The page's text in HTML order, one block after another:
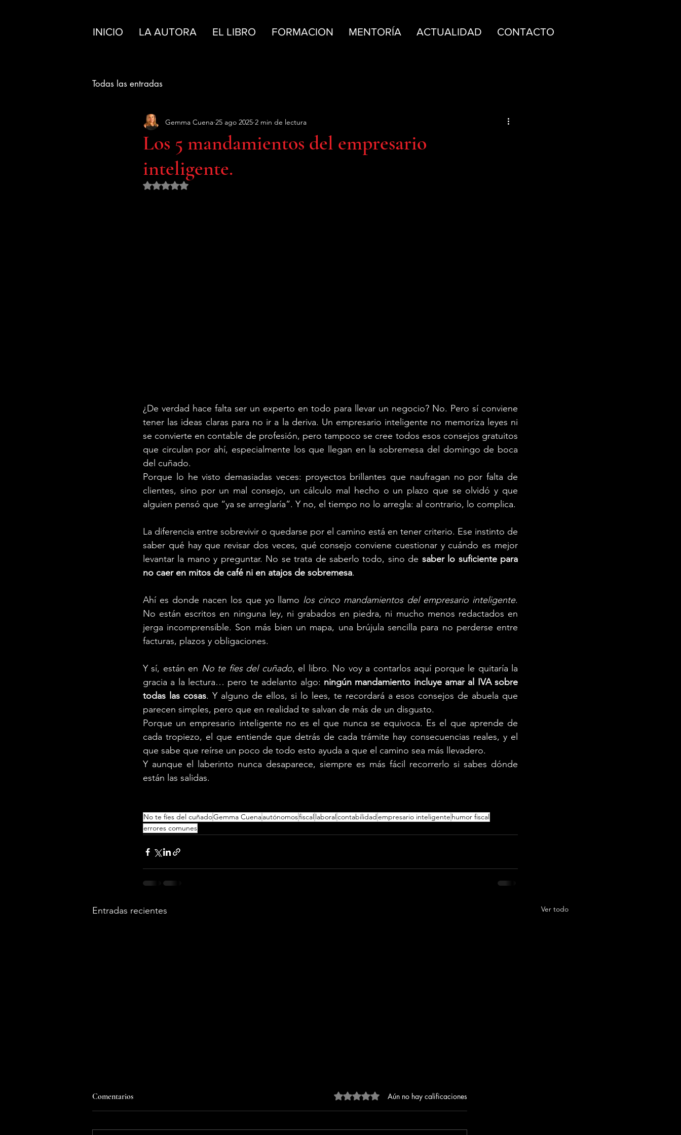
INICIO LA AUTORA EL LIBRO FORMACION MENTORÍA ACTUALIDAD CONTACTO
Todas las entradas
Los 5 mandamientos del empresario
inteligente.
Gemma Cuena 25 ago 2025 2 min de lectura
Obtuvo NaN de 5 estrellas.
¿De verdad hace falta ser un experto en todo para llevar un negocio? No. Pero sí conviene
tener las ideas claras para no ir a la deriva. Un empresario inteligente no memoriza leyes ni
se convierte en contable de profesión, pero tampoco se cree todos esos consejos gratuitos
que circulan por ahí, especialmente los que llegan en la sobremesa del domingo de boca
del cuñado.
Porque lo he visto demasiadas veces: proyectos brillantes que naufragan no por falta de
clientes, sino por un mal consejo, un cálculo mal hecho o un plazo que se olvidó y que
alguien pensó que “ya se arreglaría”. Y no, el tiempo no lo arregla: al contrario, lo complica.
La diferencia entre sobrevivir o quedarse por el camino está en tener criterio. Ese instinto de
saber qué hay que revisar dos veces, qué consejo conviene cuestionar y cuándo es mejor
levantar la mano y preguntar. No se trata de saberlo todo, sino de saber lo suficiente para
no caer en mitos de café ni en atajos de sobremesa.
Ahí es donde nacen los que yo llamo los cinco mandamientos del empresario inteligente.
No están escritos en ninguna ley, ni grabados en piedra, ni mucho menos redactados en
jerga incomprensible. Son más bien un mapa, una brújula sencilla para no perderse entre
facturas, plazos y obligaciones.
Y sí, están en No te fíes del cuñado, el libro. No voy a contarlos aquí porque le quitaría la
gracia a la lectura… pero te adelanto algo: ningún mandamiento incluye amar al IVA sobre
todas las cosas. Y alguno de ellos, si lo lees, te recordará a esos consejos de abuela que
parecen simples, pero que en realidad te salvan de más de un disgusto.
Porque un empresario inteligente no es el que nunca se equivoca. Es el que aprende de
cada tropiezo, el que entiende que detrás de cada trámite hay consecuencias reales, y el
que sabe que reírse un poco de todo esto ayuda a que el camino sea más llevadero.
Y aunque el laberinto nunca desaparece, siempre es más fácil recorrerlo si sabes dónde
están las salidas.
No te fíes del cuñadoGemma Cuenaautónomosfiscallaboralcontabilidadempresario inteligente humor fiscal
errores comunes
Entradas recientes Ver todo
Comentarios Obtuvo 0 de 5 estrellas.
Aún no hay calificaciones